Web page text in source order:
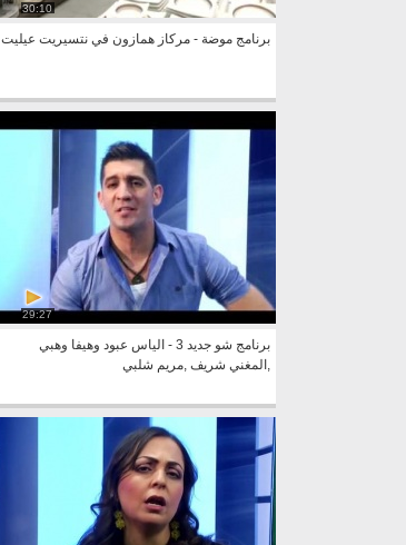
30:10
برنامج موضة - مركاز همازون في نتسيريت عيليت
29:27
برنامج شو جديد 3 - الياس عبود وهيفا وهبي
,المغني شريف ,مريم شلبي